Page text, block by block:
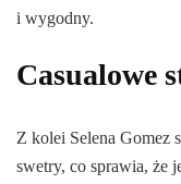
i wygodny.
Casualowe
Z kolei Selena Gomez
swetry, co sprawia, że